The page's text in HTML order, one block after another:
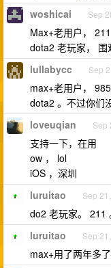
woshicai Sep
Max+老用户，
dota2 老玩家， 围
lullabycc Sep
max+老用户，
dota2 。不过你们
loveuqian Sep
支持一下，在用
ow ， lol
iOS ，深圳
luruitao Sep
do2 老玩家。 211
luruitao Sep
max+用了两年多